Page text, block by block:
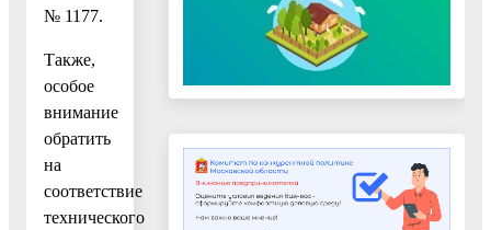
№ 1177.
Также,
особое
внимание
обратить
на
соответствие
технического